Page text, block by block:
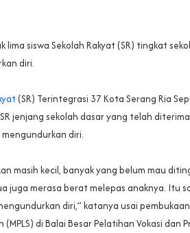
lima siswa Sekolah Rakyat (SR) tingkat
diri.
(SR) Terintegrasi 37 Kota Serang Ria
jenjang sekolah dasar yang telah
diri.
masih kecil, banyak yang belum mau
juga merasa berat melepas anaknya. Itu
diri,” katanya usai
(MPLS) di Balai Besar Pelatihan Vokasi dan